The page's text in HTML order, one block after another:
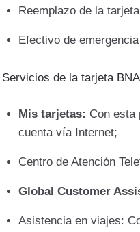
Reemplazo de la
Efectivo de
Servicios de la tarjeta
Mis tarjetas: Con esta
cuenta vía Internet;
Centro de Atención
Global Customer
Asistencia en viajes: